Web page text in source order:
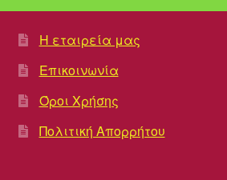
Η εταιρεία μας
Επικοινωνία
Όροι Χρήσης
Πολιτική Απορρήτου